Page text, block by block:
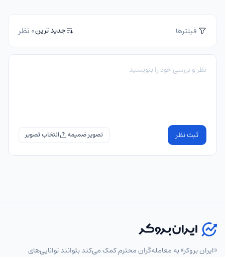
فیلترها جدید ترین0 نظر
ثبت نظر تصویر ضمیمه
«ایران بروکر» به معامله‌گران محترم کمک می‌کند بتوانند توانایی‌های